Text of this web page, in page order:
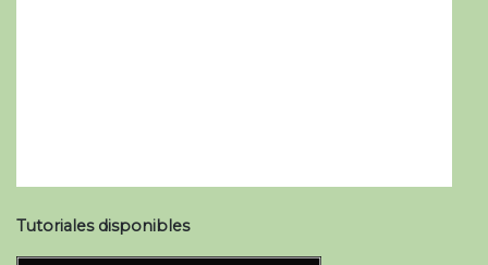
Tutoriales disponibles